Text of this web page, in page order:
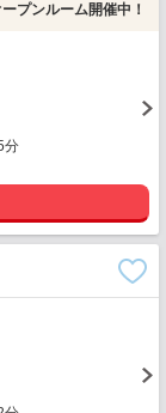
プンルーム開催中！
分